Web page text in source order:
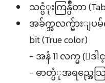
သင္ပံုးကြန္ပ်ဳတာ
အခ်က္အလက္မ်ားျပ
bit (True color)
- အနံ 11 လက္မ (ေ
- ဓာတ္ပံုအရည္အေသြး